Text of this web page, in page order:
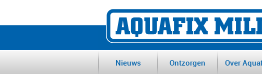
Nieuws Ontzorgen Over